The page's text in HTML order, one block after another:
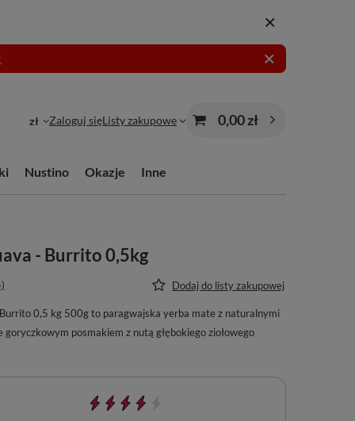
zł Zaloguj sięListy zakupowe 0,00 zł
Nustino Okazje Inne
- Burrito 0,5kg
Dodaj do listy zakupowej
0,5 kg 500g to paragwajska yerba mate z naturalnymi
posmakiem z nutą głębokiego ziołowego